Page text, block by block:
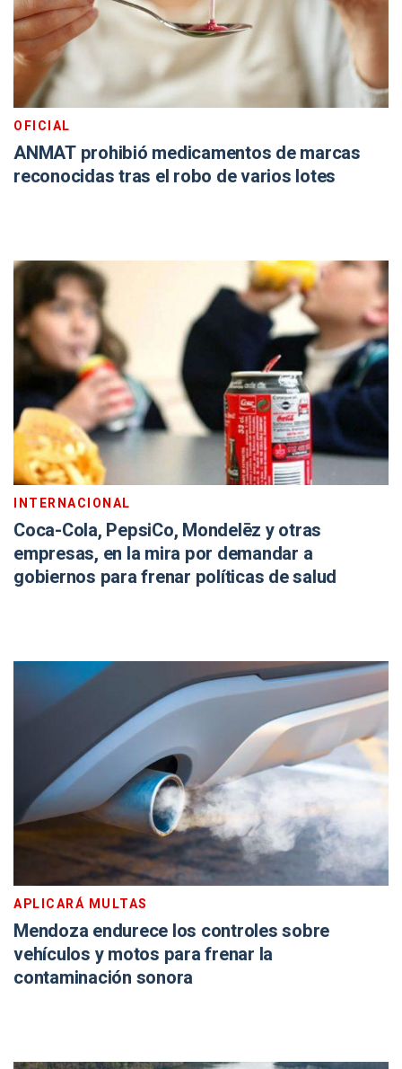
OFICIAL
ANMAT prohibió medicamentos de marcas
reconocidas tras el robo de varios lotes
INTERNACIONAL
Coca-Cola, PepsiCo, Mondelēz y otras
empresas, en la mira por demandar a
gobiernos para frenar políticas de salud
APLICARÁ MULTAS
Mendoza endurece los controles sobre
vehículos y motos para frenar la
contaminación sonora